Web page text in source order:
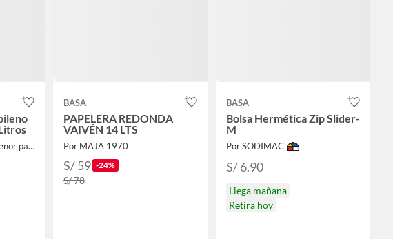
Por venta por mayor y menor para el hogar
BASA
PAPELERA REDONDA
VAIVÉN 14 LTS
Por MAJA 1970
S/ 59 -24%
S/ 78
BASA
Bolsa Hermética Zip Slider-
M
Por SODIMAC
S/ 6.90
Llega mañana
Retira hoy